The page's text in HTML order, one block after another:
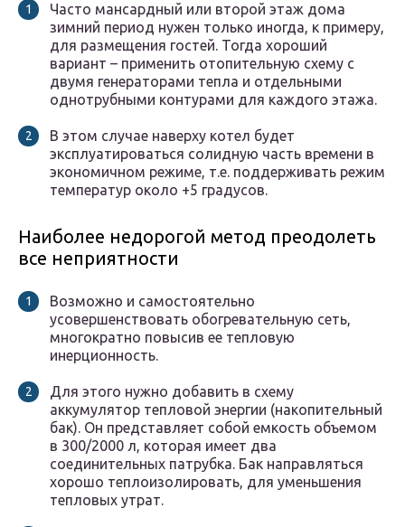
Часто мансардный или второй этаж дома
зимний период нужен только иногда, к примеру,
для размещения гостей. Тогда хороший
вариант – применить отопительную схему с
двумя генераторами тепла и отдельными
однотрубными контурами для каждого этажа.
В этом случае наверху котел будет
эксплуатироваться солидную часть времени в
экономичном режиме, т.е. поддерживать режим
температур около +5 градусов.
Наиболее недорогой метод преодолеть
все неприятности
Возможно и самостоятельно
усовершенствовать обогревательную сеть,
многократно повысив ее тепловую
инерционность.
Для этого нужно добавить в схему
аккумулятор тепловой энергии (накопительный
бак). Он представляет собой емкость объемом
в 300/2000 л, которая имеет два
соединительных патрубка. Бак направляться
хорошо теплоизолировать, для уменьшения
тепловых утрат.